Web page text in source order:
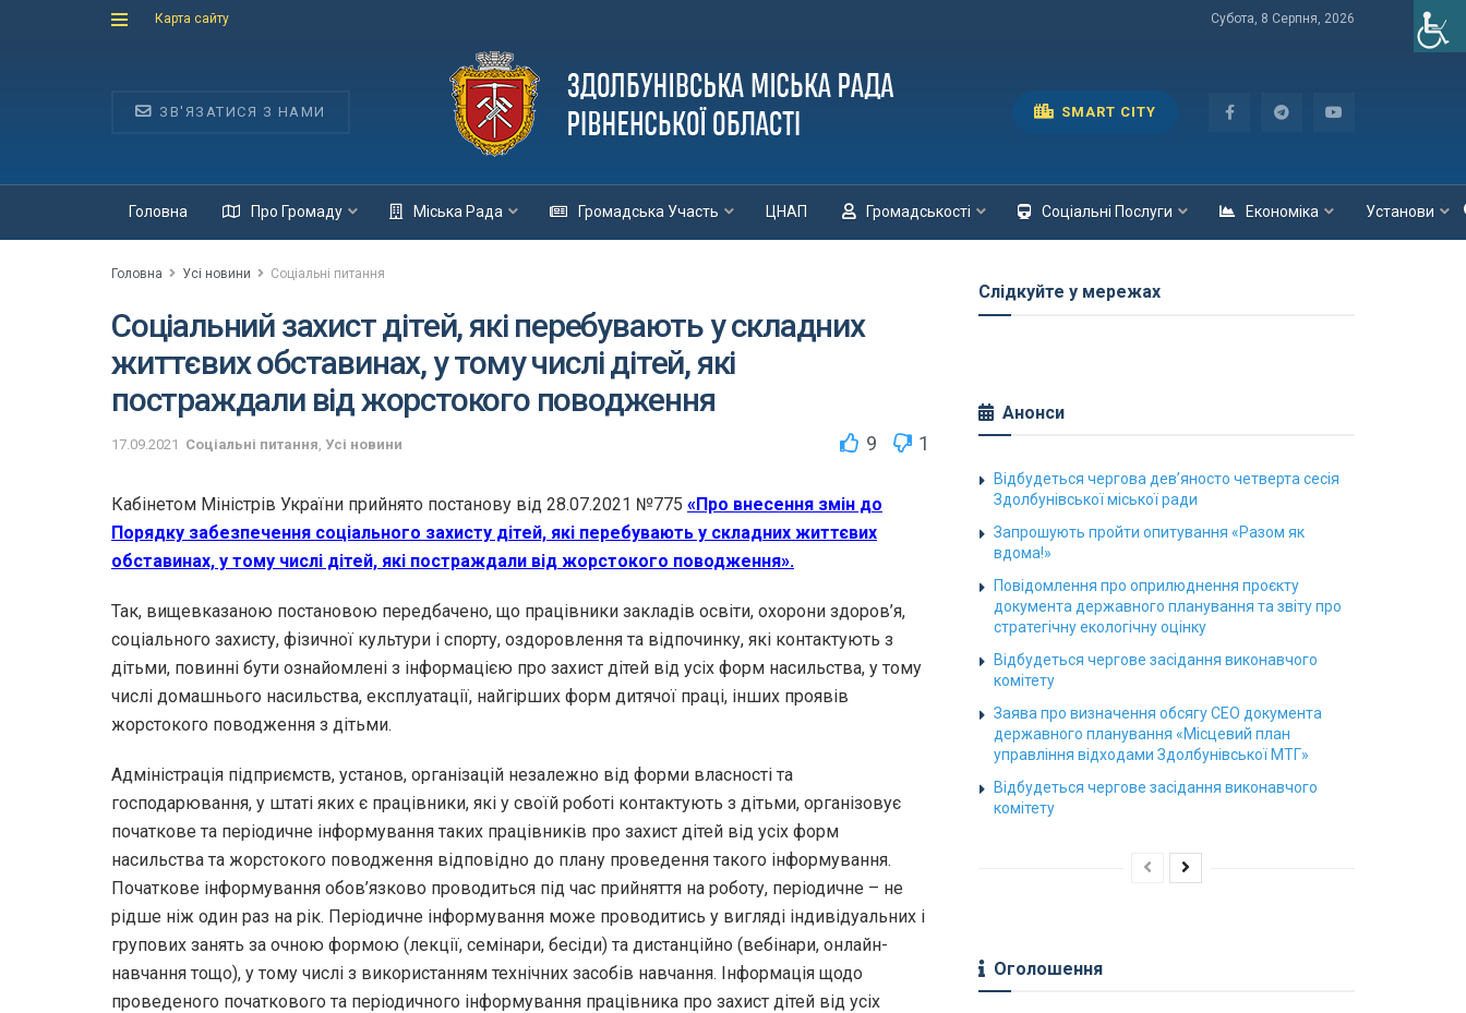
Карта сайту Субота, 8 Серпня, 2026
ЗВ'ЯЗАТИСЯ З НАМИ SMART CITY
Головна Про Громаду Міська Рада Громадська Участь ЦНАП Громадськості Соціальні Послуги Економіка Установи
Головна Усі новини Соціальні питання
Соціальний захист дітей, які перебувають у складних
життєвих обставинах, у тому числі дітей, які
постраждали від жорстокого поводження
17.09.2021 Соціальні питання, Усі новини 9 1
Кабінетом Міністрів України прийнято постанову від 28.07.2021 №775 «Про внесення змін до
Порядку забезпечення соціального захисту дітей, які перебувають у складних життєвих
обставинах, у тому числі дітей, які постраждали від жорстокого поводження».
Так, вищевказаною постановою передбачено, що працівники закладів освіти, охорони здоров’я,
соціального захисту, фізичної культури і спорту, оздоровлення та відпочинку, які контактують з
дітьми, повинні бути ознайомлені з інформацією про захист дітей від усіх форм насильства, у тому
числі домашнього насильства, експлуатації, найгірших форм дитячої праці, інших проявів
жорстокого поводження з дітьми.
Адміністрація підприємств, установ, організацій незалежно від форми власності та
господарювання, у штаті яких є працівники, які у своїй роботі контактують з дітьми, організовує
початкове та періодичне інформування таких працівників про захист дітей від усіх форм
насильства та жорстокого поводження відповідно до плану проведення такого інформування.
Початкове інформування обов’язково проводиться під час прийняття на роботу, періодичне – не
рідше ніж один раз на рік. Періодичне інформування може проводитись у вигляді індивідуальних і
групових занять за очною формою (лекції, семінари, бесіди) та дистанційно (вебінари, онлайн-
навчання тощо), у тому числі з використанням технічних засобів навчання. Інформація щодо
проведеного початкового та періодичного інформування працівника про захист дітей від усіх
Слідкуйте у мережах
Анонси
Відбудеться чергова дев’яносто четверта сесія
Здолбунівської міської ради
Запрошують пройти опитування «Разом як
вдома!»
Повідомлення про оприлюднення проєкту
документа державного планування та звіту про
стратегічну екологічну оцінку
Відбудеться чергове засідання виконавчого
комітету
Заява про визначення обсягу СЕО документа
державного планування «Місцевий план
управління відходами Здолбунівської МТГ»
Відбудеться чергове засідання виконавчого
комітету
Оголошення